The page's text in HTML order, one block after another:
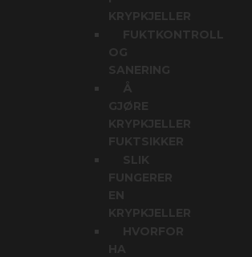
KRYPKJELLER
FUKTKONTROLL
SANERING
Å
GJØRE
KRYPKJELLER
FUKTSIKKER
SLIK
FUNGERER
KRYPKJELLER
HVORFOR
HA